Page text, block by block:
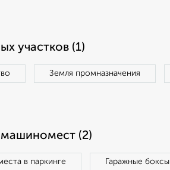
участков (1)
Земля промназначения
(2)
в паркинге Гаражные боксы